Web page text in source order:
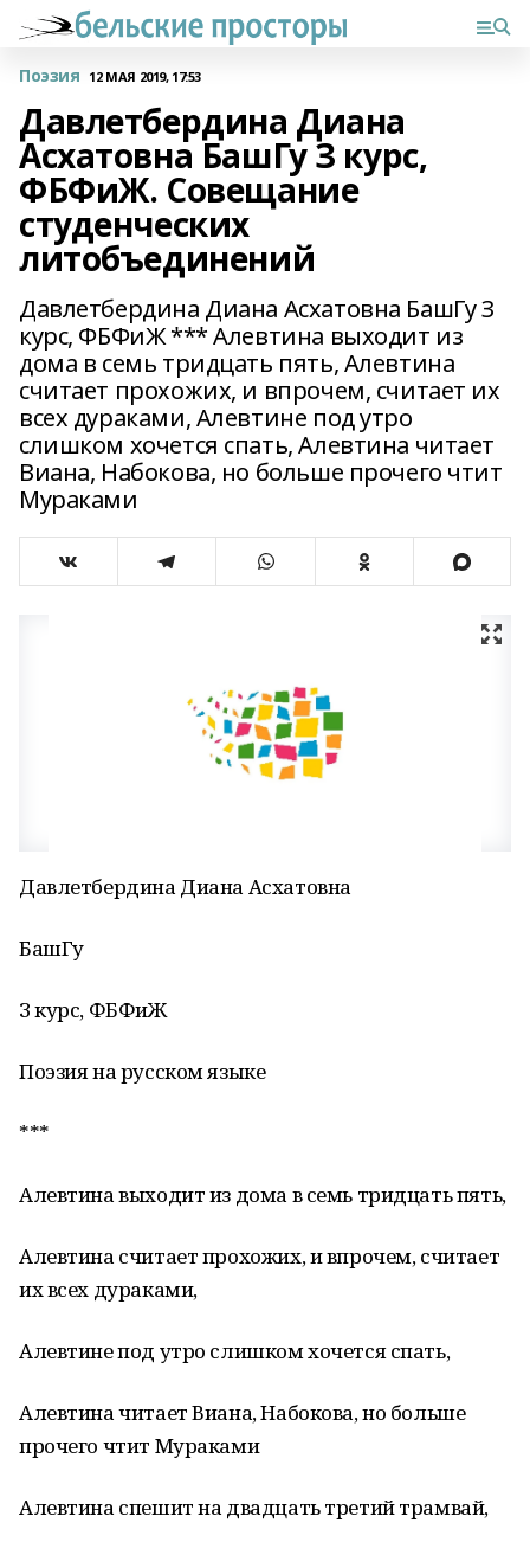
Поэзия 12 МАЯ 2019, 17:53
Давлетбердина Диана
Асхатовна БашГу З курс,
ФБФиЖ. Совещание
студенческих
литобъединений
Давлетбердина Диана Асхатовна БашГу З
курс, ФБФиЖ *** Алевтина выходит из
дома в семь тридцать пять, Алевтина
считает прохожих, и впрочем, считает их
всех дураками, Алевтине под утро
слишком хочется спать, Алевтина читает
Виана, Набокова, но больше прочего чтит
Мураками
Давлетбердина Диана Асхатовна
БашГу
З курс, ФБФиЖ
Поэзия на русском языке
***
Алевтина выходит из дома в семь тридцать пять,
Алевтина считает прохожих, и впрочем, считает
их всех дураками,
Алевтине под утро слишком хочется спать,
Алевтина читает Виана, Набокова, но больше
прочего чтит Мураками
Алевтина спешит на двадцать третий трамвай,